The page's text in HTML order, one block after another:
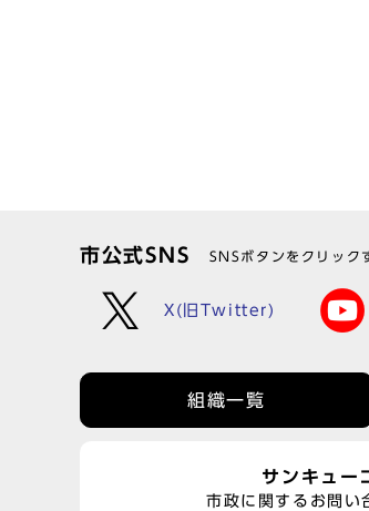
市公式SNS SNSボタンをクリック
X(旧Twitter)
組織一覧
サンキュー
市政に関するお問い